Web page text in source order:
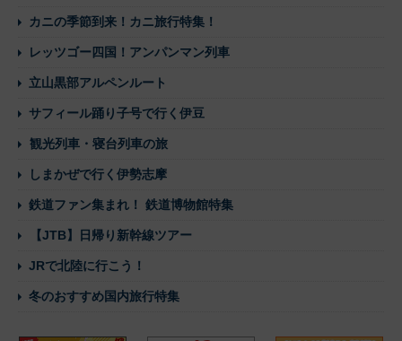
カニの季節到来！カニ旅行特集！
レッツゴー四国！アンパンマン列車
立山黒部アルペンルート
サフィール踊り子号で行く伊豆
観光列車・寝台列車の旅
しまかぜで行く伊勢志摩
鉄道ファン集まれ！ 鉄道博物館特集
【JTB】日帰り新幹線ツアー
JRで北陸に行こう！
冬のおすすめ国内旅行特集